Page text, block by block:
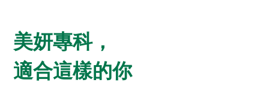
美妍專科，
適合這樣的你